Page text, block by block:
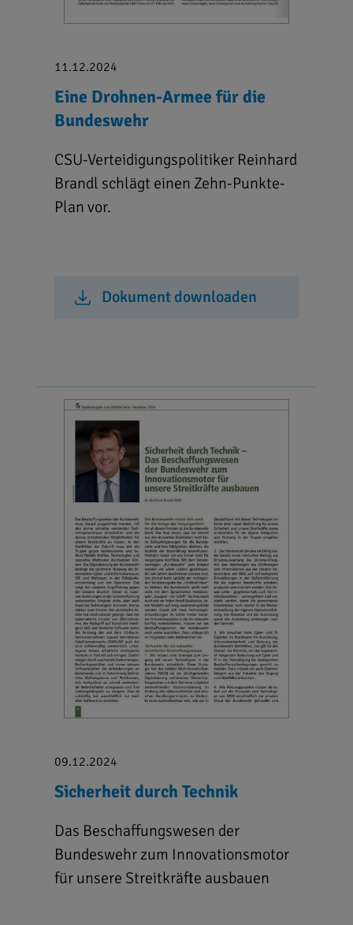
11.12.2024
Eine Drohnen-Armee für die
Bundeswehr
CSU-Verteidigungspolitiker Reinhard
Brandl schlägt einen Zehn-Punkte-
Plan vor.
Dokument downloaden
09.12.2024
Sicherheit durch Technik
Das Beschaffungswesen der
Bundeswehr zum Innovationsmotor
für unsere Streitkräfte ausbauen